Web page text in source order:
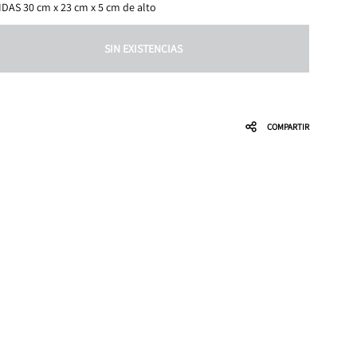
30 cm x 23 cm x 5 cm de alto
SIN EXISTENCIAS
COMPARTIR